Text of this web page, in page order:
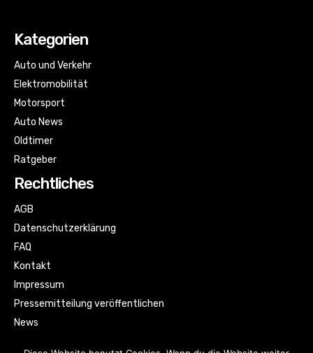
Kategorien
Auto und Verkehr
Elektromobilität
Motorsport
Auto News
Oldtimer
Ratgeber
Rechtliches
AGB
Datenschutzerklärung
FAQ
Kontakt
Impressum
Pressemitteilung veröffentlichen
News